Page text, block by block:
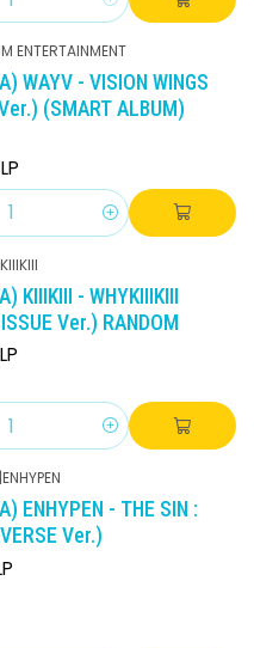
ENTERTAINMENT
WAYV - VISION WINGS
(SMART ALBUM)
KIIIKIII
KIIIKIII - WHYKIIIKIII
Ver.) RANDOM
|ENHYPEN
ENHYPEN - THE SIN :
Ver.)